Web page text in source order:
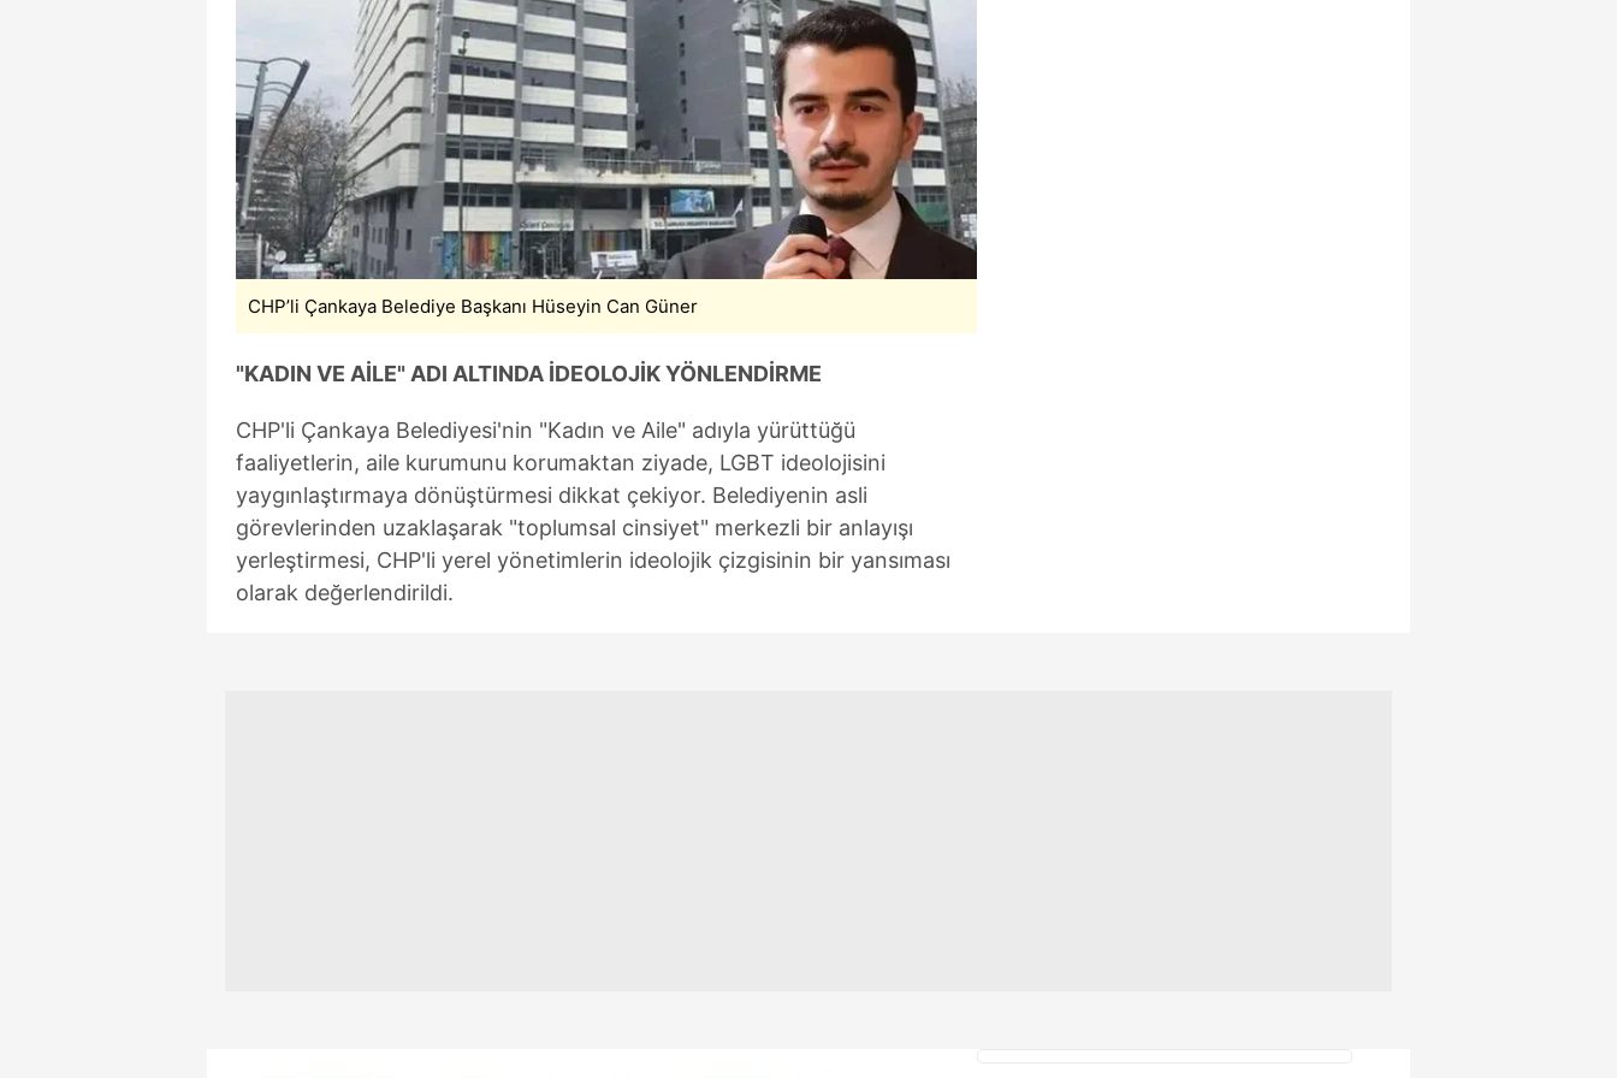
mevzuata uygun olarak kullanılan çerezlerle ilgili bilgi almak için lütfentıklayınız
CHP’li Çankaya Belediye Başkanı Hüseyin Can Güner
"KADIN VE AİLE" ADI ALTINDA İDEOLOJİK YÖNLENDİRME
CHP'li Çankaya Belediyesi'nin "Kadın ve Aile" adıyla yürüttüğü
faaliyetlerin, aile kurumunu korumaktan ziyade, LGBT ideolojisini
yaygınlaştırmaya dönüştürmesi dikkat çekiyor. Belediyenin asli
görevlerinden uzaklaşarak "toplumsal cinsiyet" merkezli bir anlayışı
yerleştirmesi, CHP'li yerel yönetimlerin ideolojik çizgisinin bir yansıması
olarak değerlendirildi.